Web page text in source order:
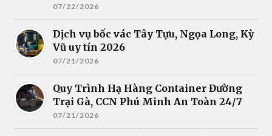
07/22/2026
Dịch vụ bốc vác Tây Tựu, Ngọa Long, Kỳ
Vũ uy tín 2026
07/21/2026
Quy Trình Hạ Hàng Container Đường
Trại Gà, CCN Phú Minh An Toàn 24/7
07/21/2026